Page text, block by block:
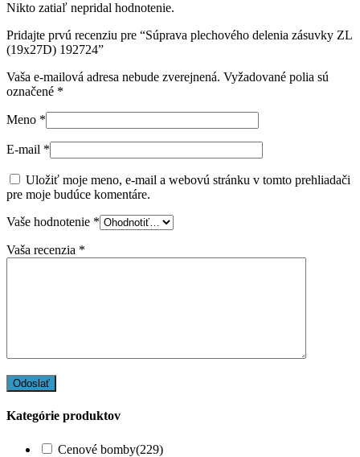
Nikto zatiaľ nepridal hodnotenie.
Pridajte prvú recenziu pre “Súprava plechového delenia zásuvky ZL
(19x27D) 192724”
Vaša e-mailová adresa nebude zverejnená. Vyžadované polia sú
označené *
Meno *
E-mail *
Uložiť moje meno, e-mail a webovú stránku v tomto prehliadači
pre moje budúce komentáre.
Vaše hodnotenie *
Vaša recenzia *
Kategórie produktov
Cenové bomby(229)